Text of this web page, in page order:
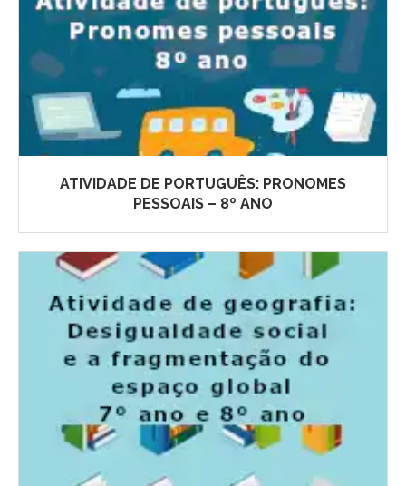
ATIVIDADE DE PORTUGUÊS: PRONOMES
PESSOAIS – 8º ANO